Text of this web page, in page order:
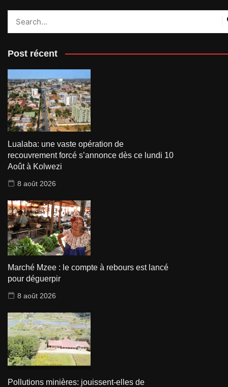
Post récent
Lualaba: une vaste opération de
recouvrement forcé s’annonce dès ce lundi 10
Août à Kolwezi
8 août 2026
Marché Mzee : le compte à rebours est lancé
pour déguerpir
8 août 2026
Pollutions minières: jouissent-elles de